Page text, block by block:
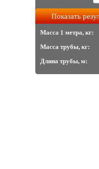
Масса 1 метра, кг:
Масса трубы, кг:
Длина трубы, м: